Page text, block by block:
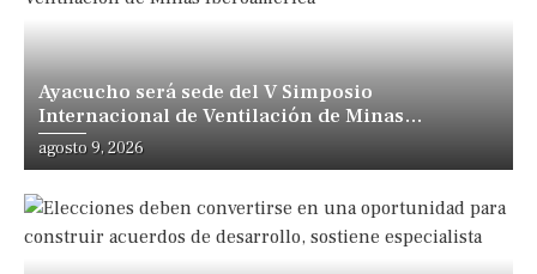
Ayacucho será sede del V Simposio
Internacional de Ventilación de Minas
Iberoamérica
agosto 9, 2026